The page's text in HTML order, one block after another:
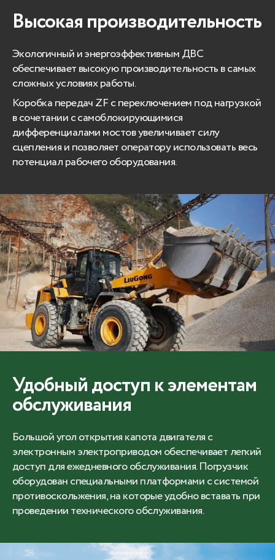
Высокая производительность
Экологичный и энергоэффективным ДВС
обеспечивает высокую производительность в самых
сложных условиях работы.
Коробка передач ZF с переключением под нагрузкой
в сочетании с самоблокирующимися
дифференциалами мостов увеличивает силу
сцепления и позволяет оператору использовать весь
потенциал рабочего оборудования.
Удобный доступ к элементам
обслуживания
Большой угол открытия капота двигателя с
электронным электроприводом обеспечивает легкий
доступ для ежедневного обслуживания. Погрузчик
оборудован специальными платформами с системой
противоскольжения, на которые удобно вставать при
проведении технического обслуживания.